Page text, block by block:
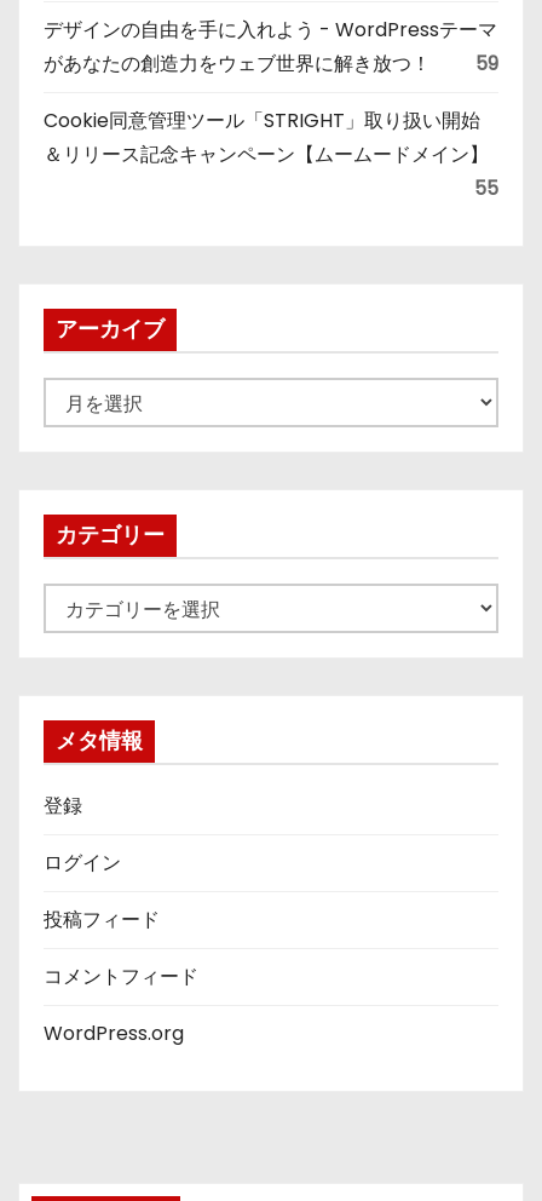
デザインの自由を手に入れよう - WordPressテーマ
があなたの創造力をウェブ世界に解き放つ！
59
Cookie同意管理ツール「STRIGHT」取り扱い開始
＆リリース記念キャンペーン【ムームードメイン】
55
アーカイブ
ー
ブカテゴリー
テ
メタ情報
登録
ログイン
投稿フィード
コメントフィード
WordPress.org